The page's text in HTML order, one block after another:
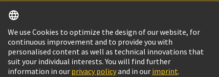
Türkiye Türkçe
© HARTING Technology Group